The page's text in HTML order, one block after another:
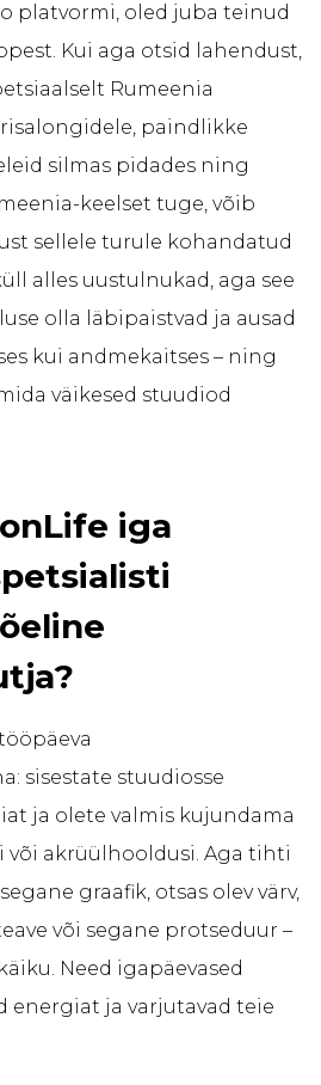
platvormi, oled juba teinud
Kui aga otsid lahendust,
Rumeenia
paindlikke
silmas pidades ning
keelset tuge, võib
sellele turule kohandatud
alles uustulnukad, aga see
olla läbipaistvad ja ausad
kui andmekaitses – ning
väikesed stuudiod
iga
sisestate stuudiosse
ja olete valmis kujundama
või akrüülhooldusi. Aga tihti
graafik, otsas olev värv,
või segane protseduur –
Need igapäevased
energiat ja varjutavad teie